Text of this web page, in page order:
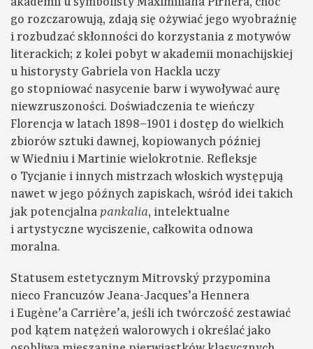
go rozczarowują, zdają się ożywiać jego wyobraźnię
i rozbudzać skłonności do korzystania z motywów
literackich; z kolei pobyt w akademii monachijskiej
u historysty Gabriela von Hackla uczy
go stopniować nasycenie barw i wywoływać aurę
niewzruszoności. Doświadczenia te wieńczy
Florencja w latach 1898–1901 i dostęp do wielkich
zbiorów sztuki dawnej, kopiowanych później
w Wiedniu i Martinie wielokrotnie. Refleksje
o Tycjanie i innych mistrzach włoskich występują
nawet w jego późnych zapiskach, wśród idei takich
jak potencjalna pankalia, intelektualne
i artystyczne wyciszenie, całkowita odnowa
moralna.
Statusem estetycznym Mitrovský przypomina
nieco Francuzów Jeana-Jacques’a Hennera
i Eugène’a Carrière’a, jeśli ich twórczość zestawiać
pod kątem natężeń walorowych i określać jako